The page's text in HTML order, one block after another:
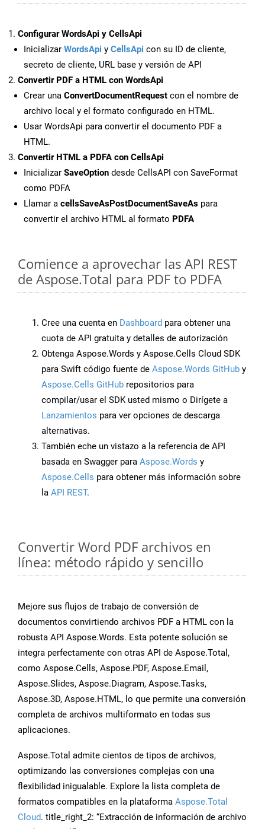
Configurar WordsApi y CellsApi
Inicializar WordsApi y CellsApi con su ID de cliente,
secreto de cliente, URL base y versión de API
Convertir PDF a HTML con WordsApi
Crear una ConvertDocumentRequest con el nombre de
archivo local y el formato configurado en HTML.
Usar WordsApi para convertir el documento PDF a
HTML.
Convertir HTML a PDFA con CellsApi
Inicializar SaveOption desde CellsAPI con SaveFormat
como PDFA
Llamar a cellsSaveAsPostDocumentSaveAs para
convertir el archivo HTML al formato PDFA
Comience a aprovechar las API REST
de Aspose.Total para PDF to PDFA
Cree una cuenta en Dashboard para obtener una
cuota de API gratuita y detalles de autorización
Obtenga Aspose.Words y Aspose.Cells Cloud SDK
para Swift código fuente de Aspose.Words GitHub y
Aspose.Cells GitHub repositorios para
compilar/usar el SDK usted mismo o Dirígete a
Lanzamientos para ver opciones de descarga
alternativas.
También eche un vistazo a la referencia de API
basada en Swagger para Aspose.Words y
Aspose.Cells para obtener más información sobre
la API REST.
Convertir Word PDF archivos en
línea: método rápido y sencillo
Mejore sus flujos de trabajo de conversión de
documentos convirtiendo archivos PDF a HTML con la
robusta API Aspose.Words. Esta potente solución se
integra perfectamente con otras API de Aspose.Total,
como Aspose.Cells, Aspose.PDF, Aspose.Email,
Aspose.Slides, Aspose.Diagram, Aspose.Tasks,
Aspose.3D, Aspose.HTML, lo que permite una conversión
completa de archivos multiformato en todas sus
aplicaciones.
Aspose.Total admite cientos de tipos de archivos,
optimizando las conversiones complejas con una
flexibilidad inigualable. Explore la lista completa de
formatos compatibles en la plataforma Aspose.Total
Cloud. title_right_2: “Extracción de información de archivo